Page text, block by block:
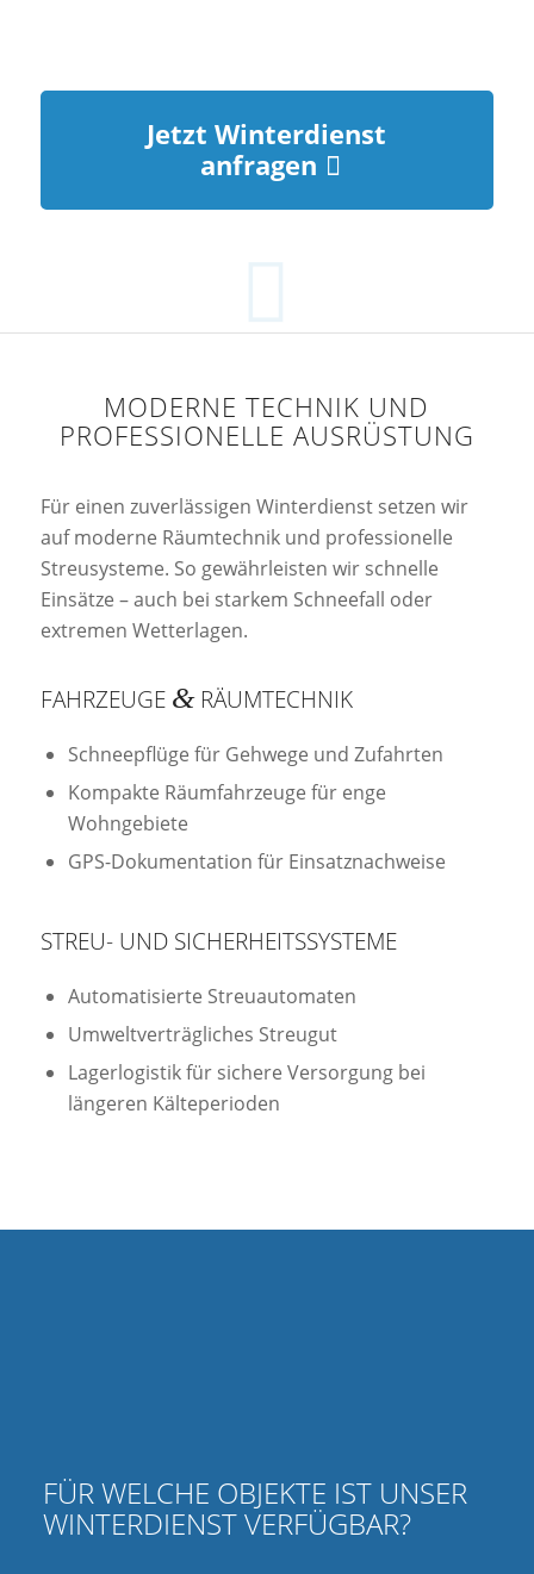
Jetzt Winterdienst
anfragen
MODERNE TECHNIK UND
PROFESSIONELLE AUSRÜSTUNG
Für einen zuverlässigen Winterdienst setzen wir
auf moderne Räumtechnik und professionelle
Streusysteme. So gewährleisten wir schnelle
Einsätze – auch bei starkem Schneefall oder
extremen Wetterlagen.
FAHRZEUGE &RÄUMTECHNIK
Schneepflüge für Gehwege und Zufahrten
Kompakte Räumfahrzeuge für enge
Wohngebiete
GPS-Dokumentation für Einsatznachweise
STREU- UND SICHERHEITSSYSTEME
Automatisierte Streuautomaten
Umweltverträgliches Streugut
Lagerlogistik für sichere Versorgung bei
längeren Kälteperioden
FÜR WELCHE OBJEKTE IST UNSER
WINTERDIENST VERFÜGBAR?